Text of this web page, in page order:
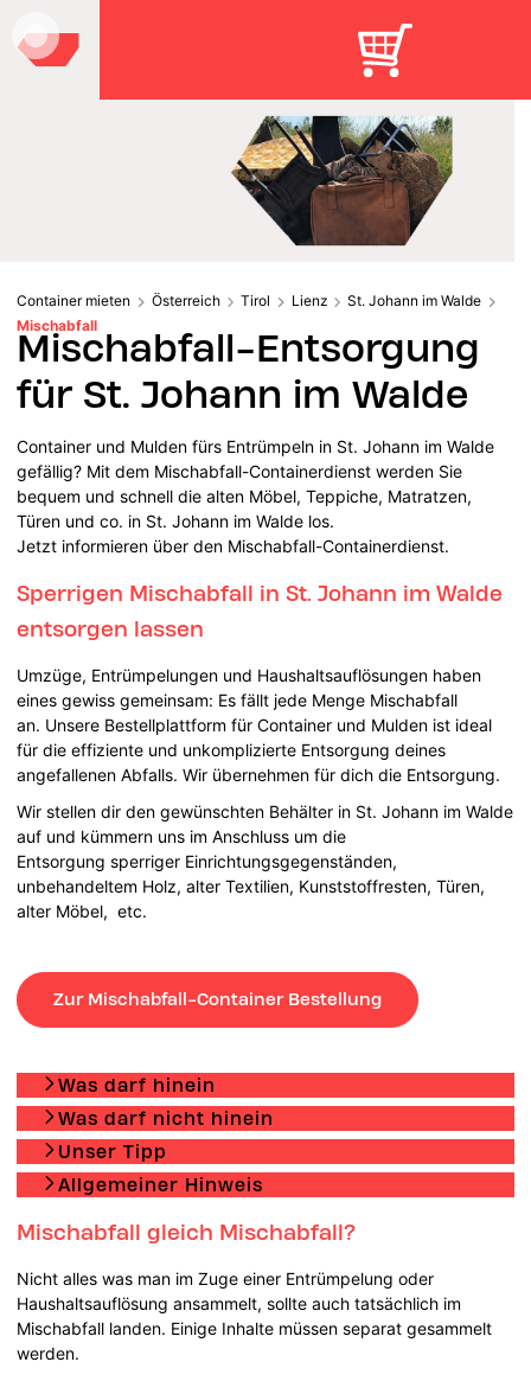
Container mieten Österreich Tirol Lienz
St. Johann im Walde
Mischabfall
Mischabfall-Entsorgung
für St. Johann im Walde
Container und Mulden fürs Entrümpeln in St. Johann im Walde
gefällig? Mit dem Mischabfall-Containerdienst werden Sie
bequem und schnell die alten Möbel, Teppiche, Matratzen,
Türen und co. in St. Johann im Walde los.
Jetzt informieren über den Mischabfall-Containerdienst.
Sperrigen Mischabfall in St. Johann im Walde
entsorgen lassen
Umzüge, Entrümpelungen und Haushaltsauflösungen haben
eines gewiss gemeinsam: Es fällt jede Menge Mischabfall
an. Unsere Bestellplattform für Container und Mulden ist ideal
für die effiziente und unkomplizierte Entsorgung deines
angefallenen Abfalls. Wir übernehmen für dich die Entsorgung.
Wir stellen dir den gewünschten Behälter in St. Johann im Walde
auf und kümmern uns im Anschluss um die
Entsorgung sperriger Einrichtungsgegenständen,
unbehandeltem Holz, alter Textilien, Kunststoffresten, Türen,
alter Möbel, etc.
Zur Mischabfall-Container Bestellung
Was darf hinein
Was darf nicht hinein
Unser Tipp
Allgemeiner Hinweis
Mischabfall gleich Mischabfall?
Nicht alles was man im Zuge einer Entrümpelung oder
Haushaltsauflösung ansammelt, sollte auch tatsächlich im
Mischabfall landen. Einige Inhalte müssen separat gesammelt
werden.